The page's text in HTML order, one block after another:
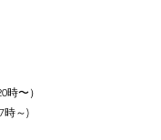
〜）
時～)